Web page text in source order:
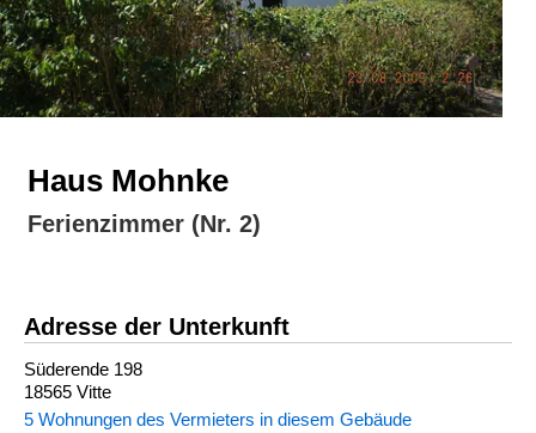
Haus Mohnke
Ferienzimmer (Nr. 2)
Adresse der Unterkunft
Süderende 198
18565 Vitte
5 Wohnungen des Vermieters in diesem Gebäude